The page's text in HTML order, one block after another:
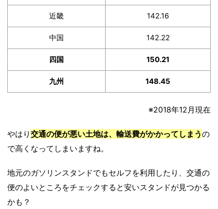
近畿 142.16
中国 142.22
四国 150.21
九州 148.45
※2018年12月現在
やはり 交通の便が悪い土地は、輸送費がかかってしまうの
で高くなってしまいますね。
地元のガソリンスタンドでもセルフを利用したり、交通の
便のよいところをチェックすると安いスタンドが見つかる
かも？